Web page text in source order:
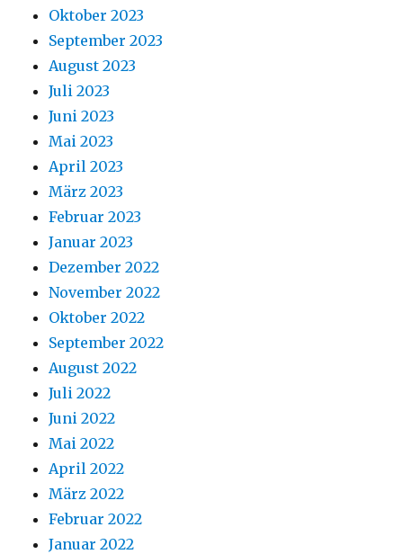
Oktober 2023
September 2023
August 2023
Juli 2023
Juni 2023
Mai 2023
April 2023
März 2023
Februar 2023
Januar 2023
Dezember 2022
November 2022
Oktober 2022
September 2022
August 2022
Juli 2022
Juni 2022
Mai 2022
April 2022
März 2022
Februar 2022
Januar 2022